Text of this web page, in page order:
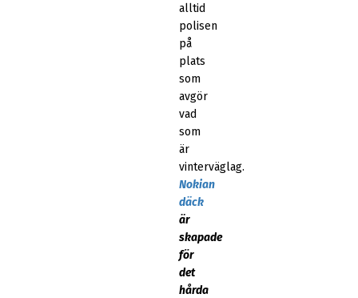
alltid
polisen
på
plats
som
avgör
vad
som
är
vinterväglag.
Nokian
däck
är
skapade
för
det
hårda